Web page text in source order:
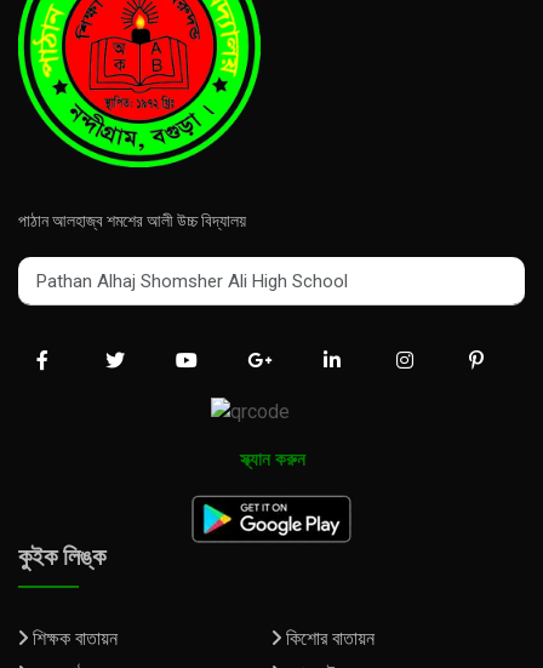
পাঠান আলহাজ্ব শমশের আলী উচ্চ বিদ্যালয়
Pathan Alhaj Shomsher Ali High School
Pathan Alhaj Shomsher Ali High School
স্ক্যান করুন
কুইক লিঙ্ক
শিক্ষক বাতায়ন
কিশোর বাতায়ন